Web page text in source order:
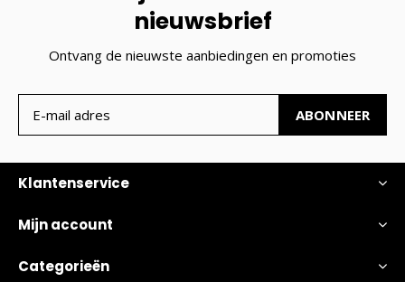
nieuwsbrief
Ontvang de nieuwste aanbiedingen en promoties
ABONNEER
Klantenservice
Mijn account
Categorieën